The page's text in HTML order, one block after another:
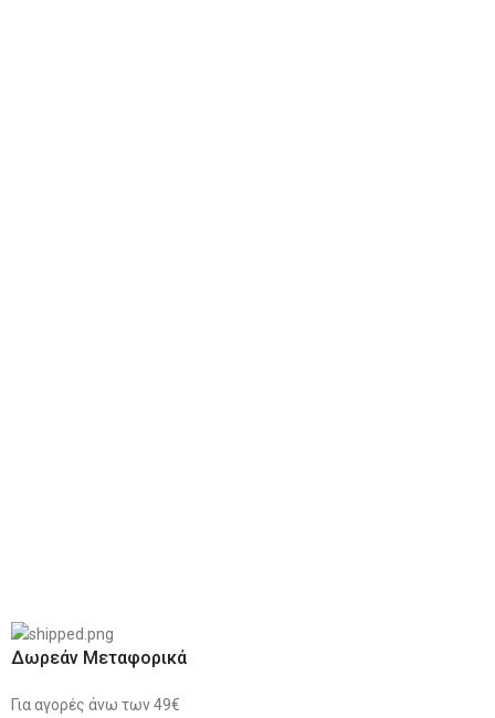
Δωρεάν Μεταφορικά
Για αγορές άνω των 49€